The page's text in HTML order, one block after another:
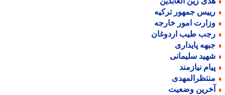
جمهور ترکیه
امور خارجه
طیب اردوغان
پایداری
سلیمانی
نیازمند
وضعیت